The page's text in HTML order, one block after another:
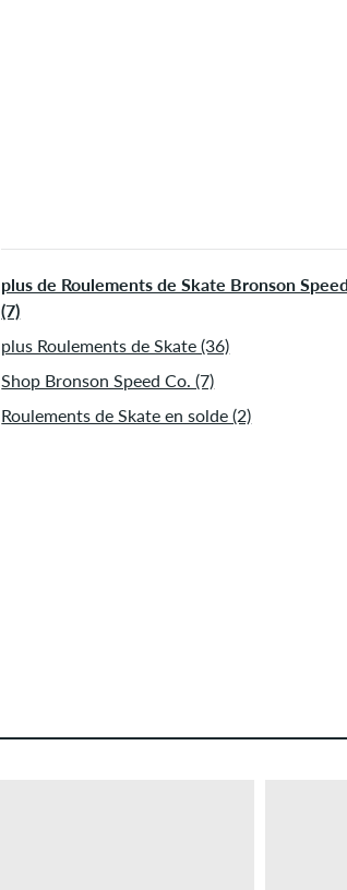
plus de Roulements de Skate Bronson
(7)
plus Roulements de Skate (36)
Shop Bronson Speed Co. (7)
Roulements de Skate en solde (2)